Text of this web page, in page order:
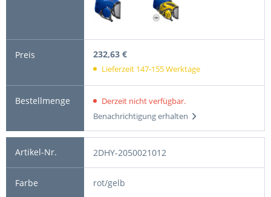
232,63 €
Lieferzeit 147-155 Werktage
Derzeit nicht verfügbar.
Benachrichtigung erhalten
2DHY-2050021012
rot/gelb